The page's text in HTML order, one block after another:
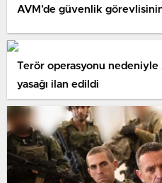
AVM’de güvenlik
Terör operasyonu nedeniyle
yasağı ilan edildi